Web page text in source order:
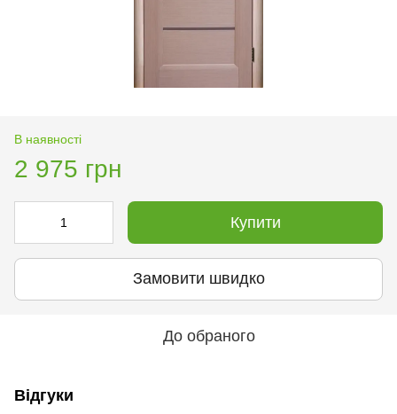
В наявності
2 975 грн
Купити
Замовити швидко
До обраного
Відгуки